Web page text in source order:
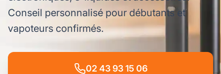
Conseil personnalisé pour débutants et
vapoteurs confirmés.
02 43 93 15 06